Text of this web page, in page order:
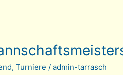
, Turniere / admin-tarrasch